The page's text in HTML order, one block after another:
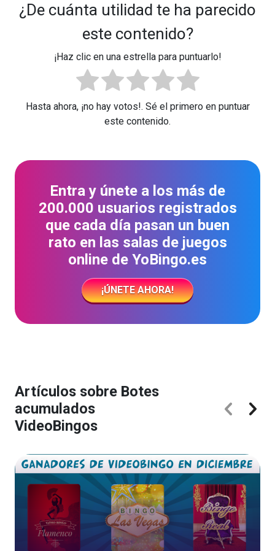
¿De cuánta utilidad te ha parecido
este contenido?
¡Haz clic en una estrella para puntuarlo!
Hasta ahora, ¡no hay votos!. Sé el primero en puntuar
este contenido.
Entra y únete a los más de
200.000 usuarios registrados
que cada día pasan un buen
rato en las salas de juegos
online de YoBingo.es
¡ÚNETE AHORA!
Artículos sobre Botes
acumulados
VideoBingos